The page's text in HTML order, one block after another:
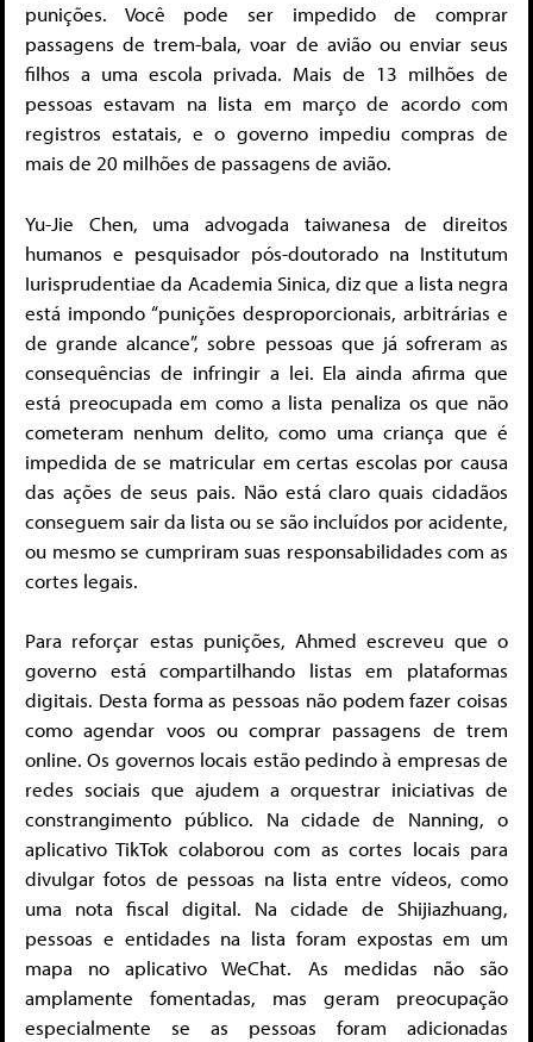
punições. Você pode ser impedido de comprar
passagens de trem-bala, voar de avião ou enviar seus
filhos a uma escola privada. Mais de 13 milhões de
pessoas estavam na lista em março de acordo com
registros estatais, e o governo impediu compras de
mais de 20 milhões de passagens de avião.
Yu-Jie Chen, uma advogada taiwanesa de direitos
humanos e pesquisador pós-doutorado na Institutum
Iurisprudentiae da Academia Sinica, diz que a lista negra
está impondo “punições desproporcionais, arbitrárias e
de grande alcance”, sobre pessoas que já sofreram as
consequências de infringir a lei. Ela ainda afirma que
está preocupada em como a lista penaliza os que não
cometeram nenhum delito, como uma criança que é
impedida de se matricular em certas escolas por causa
das ações de seus pais. Não está claro quais cidadãos
conseguem sair da lista ou se são incluídos por acidente,
ou mesmo se cumpriram suas responsabilidades com as
cortes legais.
Para reforçar estas punições, Ahmed escreveu que o
governo está compartilhando listas em plataformas
digitais. Desta forma as pessoas não podem fazer coisas
como agendar voos ou comprar passagens de trem
online. Os governos locais estão pedindo à empresas de
redes sociais que ajudem a orquestrar iniciativas de
constrangimento público. Na cidade de Nanning, o
aplicativo TikTok colaborou com as cortes locais para
divulgar fotos de pessoas na lista entre vídeos, como
uma nota fiscal digital. Na cidade de Shijiazhuang,
pessoas e entidades na lista foram expostas em um
mapa no aplicativo WeChat. As medidas não são
amplamente fomentadas, mas geram preocupação
especialmente se as pessoas foram adicionadas